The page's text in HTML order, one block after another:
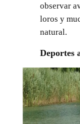
observar
loros y
natural.
Deportes